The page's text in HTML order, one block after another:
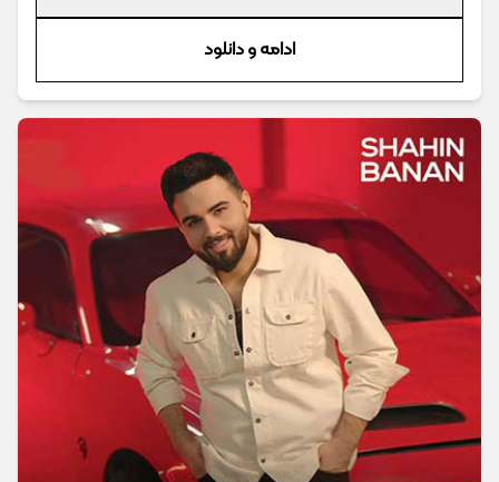
ادامه و دانلود